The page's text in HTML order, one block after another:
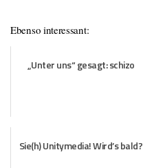
Ebenso interessant:
„Unter uns“ gesagt: schizo
Sie(h) Unitymedia! Wird’s bald?